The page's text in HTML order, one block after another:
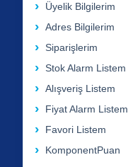
Üyelik Bilgilerim
Adres Bilgilerim
Siparişlerim
Stok Alarm Listem
Alışveriş Listem
Fiyat Alarm Listem
Favori Listem
KomponentPuan